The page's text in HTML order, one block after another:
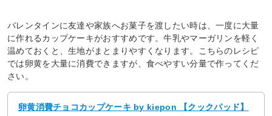
バレンタインに友達や家族へお菓子を渡したい時は、一度に大量
に作れるカップケーキがおすすめです。牛乳やマーガリンを軽く
温めておくと、生地がまとまりやすくなります。こちらのレシピ
では卵黄を大量に消費できますが、食べやすい分量で作ってくだ
さい。
卵黄消費チョコカップケーキ by kiepon 【クックパッド】